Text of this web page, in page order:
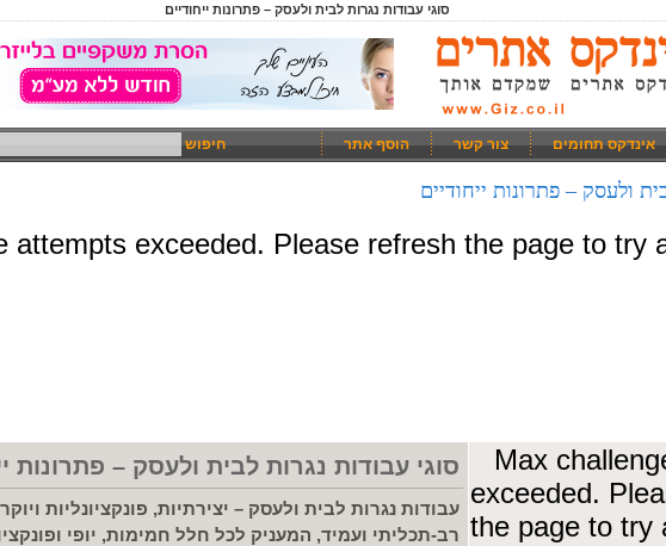
סוגי עבודות נגרות לבית ולעסק – פתרונות ייחודיים
אינדקס תחומים צור קשר הוסף אתר חיפוש
ולעסק – פתרונות ייחודיים
סוגי עבודות נגרות לבית ולעסק – פתרונות
עבודות נגרות לבית ולעסק – יצירתיות, פונקציונליות
רב-תכליתי ועמיד, המעניק לכל חלל חמימות, יופי